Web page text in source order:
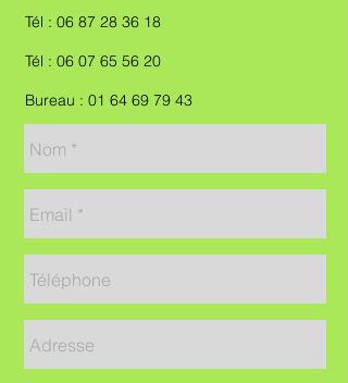
Tél : 06 87 28 36 18
Tél : 06 07 65 56 20
Bureau : 01 64 69 79 43